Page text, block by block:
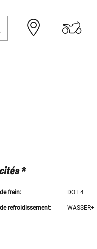
*
frein: DOT 4
refroidissement: WASSER+